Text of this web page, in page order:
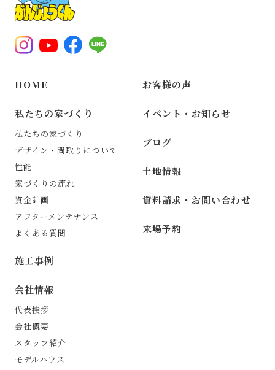
HOME
私たちの家づくり
私たちの家づくり
デザイン・間取りについて
性能
家づくりの流れ
資金計画
アフターメンテナンス
よくある質問
施工事例
お客様の声
イベント・お知らせ
ブログ
土地情報
資料請求・お問い合わせ
来場予約
会社情報
代表挨拶
会社概要
スタッフ紹介
モデルハウス